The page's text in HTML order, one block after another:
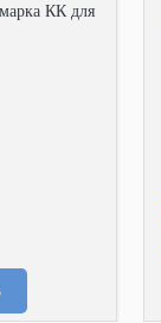
КК для